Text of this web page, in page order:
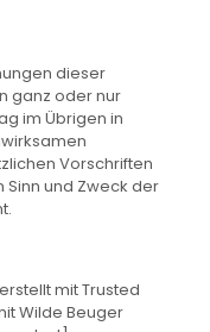
dieser
ganz oder nur
im Übrigen in
Vorschriften
und Zweck der
mit Trusted
Wilde Beuger